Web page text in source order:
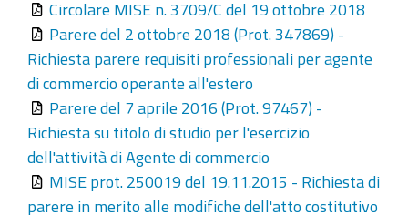
Circolare MISE n. 3709/C del 19 ottobre 2018
Parere del 2 ottobre 2018 (Prot. 347869) -
Richiesta parere requisiti professionali per agente
di commercio operante all'estero
Parere del 7 aprile 2016 (Prot. 97467) -
Richiesta su titolo di studio per l'esercizio
dell'attività di Agente di commercio
MISE prot. 250019 del 19.11.2015 - Richiesta di
parere in merito alle modifiche dell'atto costitutivo